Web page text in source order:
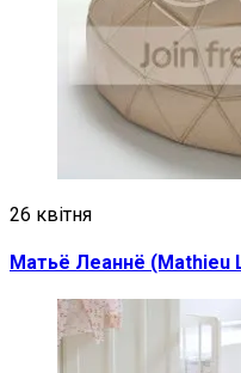
26 квітня
Матьё Леаннё (Mathieu